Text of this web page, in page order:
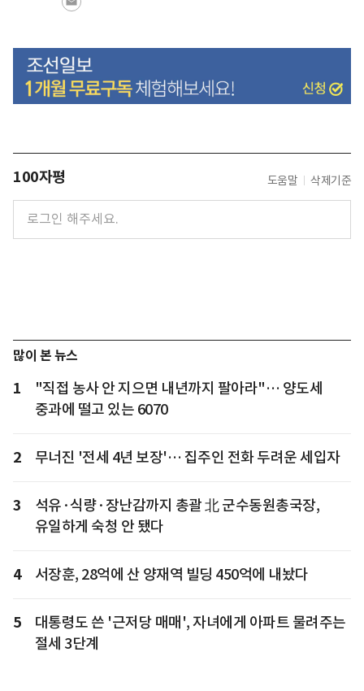
100자평 도움말 삭제기준
많이 본 뉴스
1
"직접 농사 안 지으면 내년까지 팔아라"… 양도세
중과에 떨고 있는 6070
2 무너진 '전세 4년 보장'… 집주인 전화 두려운 세입자
3
석유·식량·장난감까지 총괄 北 군수동원총국장,
유일하게 숙청 안 됐다
4 서장훈, 28억에 산 양재역 빌딩 450억에 내놨다
5
대통령도 쓴 '근저당 매매', 자녀에게 아파트 물려주는
절세 3단계